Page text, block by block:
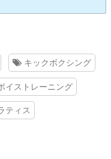
キックボクシング
イストレーニング
ティス